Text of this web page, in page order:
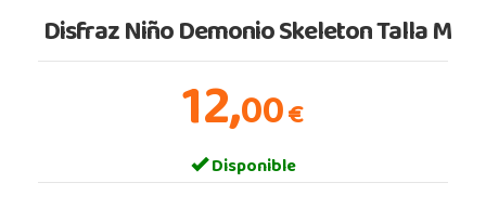
Disfraz Niño Demonio Skeleton Talla M
12,00€
Disponible